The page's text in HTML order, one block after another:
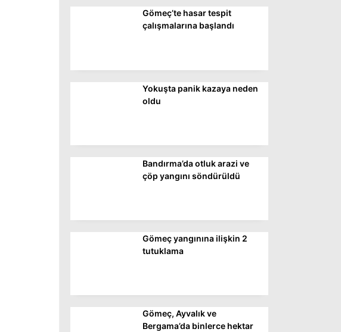
SPOR
DİĞER
WhatsApp İhbar
Gömeç’te hasar tespit
çalışmalarına başlandı
Yokuşta panik kazaya neden
oldu
Bandırma’da otluk arazi ve
çöp yangını söndürüldü
Gömeç yangınına ilişkin 2
tutuklama
Gömeç, Ayvalık ve
Bergama’da binlerce hektar